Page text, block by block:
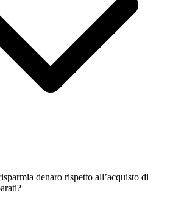
denaro rispetto all’acquisto di